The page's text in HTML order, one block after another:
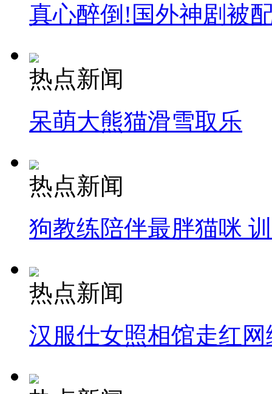
真心醉倒!国外神剧被
热点新闻
呆萌大熊猫滑雪取乐
热点新闻
狗教练陪伴最胖猫咪
热点新闻
汉服仕女照相馆走红网